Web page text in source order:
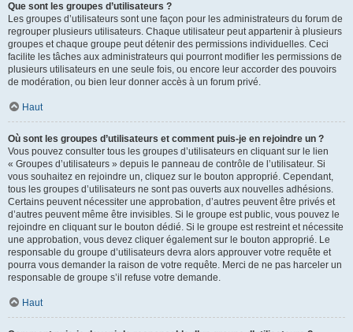
Que sont les groupes d’utilisateurs ?
Les groupes d’utilisateurs sont une façon pour les administrateurs du forum de
regrouper plusieurs utilisateurs. Chaque utilisateur peut appartenir à plusieurs
groupes et chaque groupe peut détenir des permissions individuelles. Ceci
facilite les tâches aux administrateurs qui pourront modifier les permissions de
plusieurs utilisateurs en une seule fois, ou encore leur accorder des pouvoirs
de modération, ou bien leur donner accès à un forum privé.
Haut
Où sont les groupes d’utilisateurs et comment puis-je en rejoindre un ?
Vous pouvez consulter tous les groupes d’utilisateurs en cliquant sur le lien
« Groupes d’utilisateurs » depuis le panneau de contrôle de l’utilisateur. Si
vous souhaitez en rejoindre un, cliquez sur le bouton approprié. Cependant,
tous les groupes d’utilisateurs ne sont pas ouverts aux nouvelles adhésions.
Certains peuvent nécessiter une approbation, d’autres peuvent être privés et
d’autres peuvent même être invisibles. Si le groupe est public, vous pouvez le
rejoindre en cliquant sur le bouton dédié. Si le groupe est restreint et nécessite
une approbation, vous devez cliquer également sur le bouton approprié. Le
responsable du groupe d’utilisateurs devra alors approuver votre requête et
pourra vous demander la raison de votre requête. Merci de ne pas harceler un
responsable de groupe s’il refuse votre demande.
Haut